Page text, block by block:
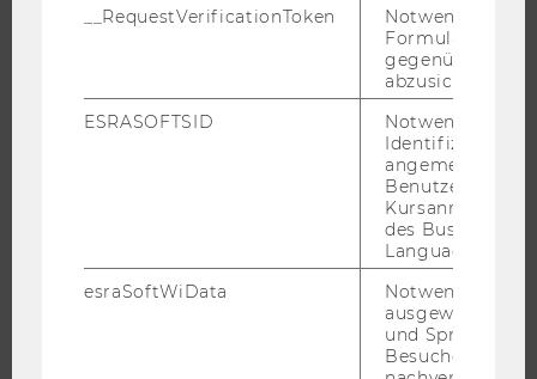
FORSCHUNG
FORSCHUNGSINFRASTRUKTUR
__RequestVerificationToken
Notwendig, um
gegenüber
abzusichern.
ESRASOFTSID
Notwendig zur
Identifizierung
angemeldeten
Benutzers im
des Business
Language
esraSoftWiData
Notwendig um
ausgewählte
und
Besuchers